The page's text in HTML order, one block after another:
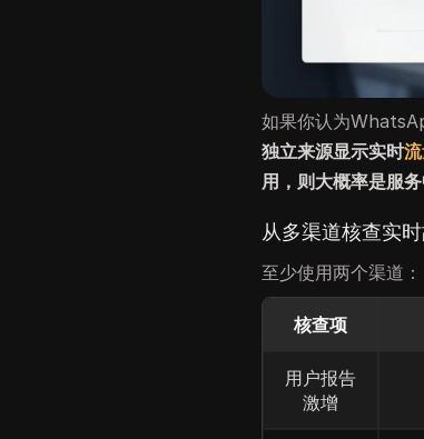
如果你认为
独立来源显示实时
用，则大概率是服
从多渠道核查实
至少使用两个渠道：
核查项
用户报告
激增